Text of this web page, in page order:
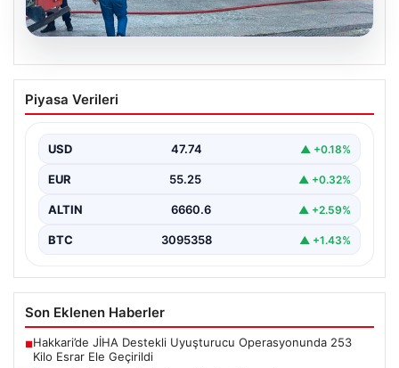
06.08.2026
Dumanlar ilçeyi kapladı: Bursa’da
tamirhanede yangın
Piyasa Verileri
USD 47.74 ▲ +0.18%
EUR 55.25 ▲ +0.32%
ALTIN 6660.6 ▲ +2.59%
BTC 3095358 ▲ +1.43%
Son Eklenen Haberler
■Hakkari’de JİHA Destekli Uyuşturucu Operasyonunda 253
Kilo Esrar Ele Geçirildi